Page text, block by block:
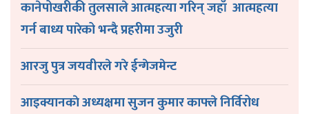
कानेपोखरीकी तुलसाले आत्महत्या गरिन् जहाँ आत्महत्या
गर्न बाध्य पारेको भन्दै प्रहरीमा उजुरी
आरजु पुत्र जयवीरले गरे ईन्गेजमेन्ट
आइक्यानकाे अध्यक्षमा सुजन कुमार काफ्ले निर्विरोध